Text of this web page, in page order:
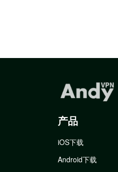
产品
iOS下载
Android下载